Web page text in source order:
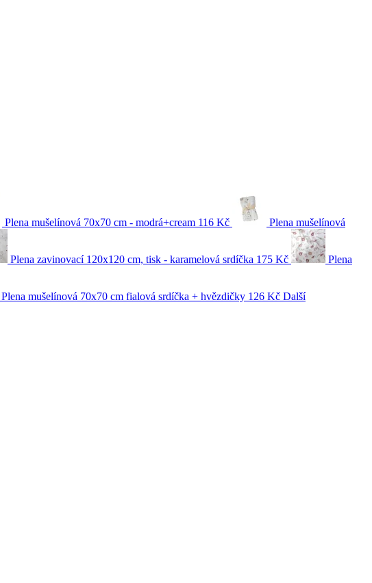
Plena mušelínová 70x70 cm - modrá+cream 116 Kč Plena mušelínová
Plena zavinovací 120x120 cm, tisk - karamelová srdíčka 175 Kč Plena
Plena mušelínová 70x70 cm fialová srdíčka + hvězdičky 126 Kč Další